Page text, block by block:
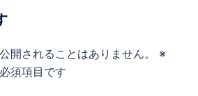
開されることはありません。
※
須項目です